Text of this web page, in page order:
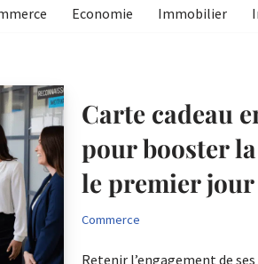
Economie Immobilier
Carte cadeau
pour booster
le premier jour
Commerce
Retenir l’engagement de